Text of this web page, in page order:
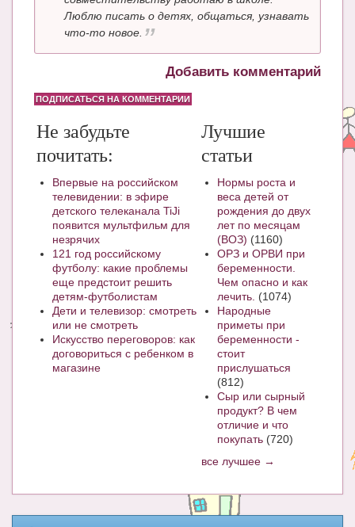
Люблю писать о детях, общаться, узнавать
что-то новое.
Добавить комментарий
ПОДПИСАТЬСЯ НА КОММЕНТАРИИ
Не забудьте
почитать:
Впервые на российском
телевидении: в эфире
детского телеканала TiJi
появится мультфильм для
незрячих
121 год российскому
футболу: какие проблемы
еще предстоит решить
детям-футболистам
Дети и телевизор: смотреть
или не смотреть
Искусство переговоров: как
договориться с ребенком в
магазине
Лучшие
статьи
Нормы роста и
веса детей от
рождения до двух
лет по месяцам
(ВОЗ) (1160)
ОРЗ и ОРВИ при
беременности.
Чем опасно и как
лечить. (1074)
Народные
приметы при
беременности -
стоит
прислушаться
(812)
Сыр или сырный
продукт? В чем
отличие и что
покупать (720)
все лучшее →